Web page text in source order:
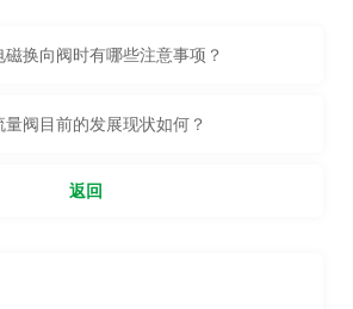
磁换向阀时有哪些注意事项？
量阀目前的发展现状如何？
返回